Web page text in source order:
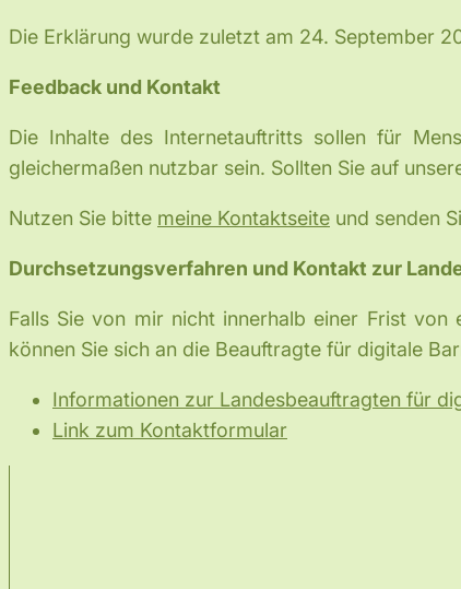
Die Erklärung wurde zuletzt am 24. September
Feedback und Kontakt
Die Inhalte des Internetauftritts sollen für
gleichermaßen nutzbar sein. Sollten Sie auf
Nutzen Sie bitte meine Kontaktseite und senden
Durchsetzungsverfahren und Kontakt zur
Falls Sie von mir nicht innerhalb einer Frist
können Sie sich an die Beauftragte für digitale
Informationen zur Landesbeauftragten für
Link zum Kontaktformular